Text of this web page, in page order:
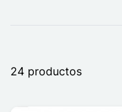
24 productos